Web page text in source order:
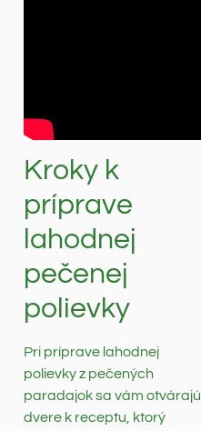
Kroky k
príprave
lahodnej
pečenej
polievky
Pri príprave lahodnej
polievky z pečených
paradajok sa vám otvárajú
dvere k receptu, ktorý